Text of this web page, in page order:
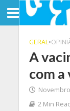
GERAL•
A
com
2 Min